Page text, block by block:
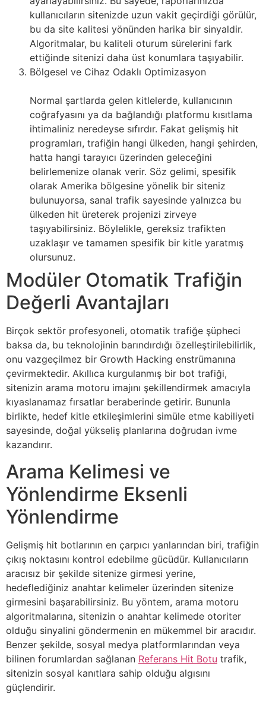
kullanıcıların sitenizde uzun vakit geçirdiği görülür,
bu da site kalitesi yönünden harika bir sinyaldir.
Algoritmalar, bu kaliteli oturum sürelerini fark
ettiğinde sitenizi daha üst konumlara taşıyabilir.
Bölgesel ve Cihaz Odaklı Optimizasyon
Normal şartlarda gelen kitlelerde, kullanıcının
coğrafyasını ya da bağlandığı platformu kısıtlama
ihtimaliniz neredeyse sıfırdır. Fakat gelişmiş hit
programları, trafiğin hangi ülkeden, hangi şehirden,
hatta hangi tarayıcı üzerinden geleceğini
belirlemenize olanak verir. Söz gelimi, spesifik
olarak Amerika bölgesine yönelik bir siteniz
bulunuyorsa, sanal trafik sayesinde yalnızca bu
ülkeden hit üreterek projenizi zirveye
taşıyabilirsiniz. Böylelikle, gereksiz trafikten
uzaklaşır ve tamamen spesifik bir kitle yaratmış
olursunuz.
Modüler Otomatik Trafiğin
Değerli Avantajları
Birçok sektör profesyoneli, otomatik trafiğe şüpheci
baksa da, bu teknolojinin barındırdığı özelleştirilebilirlik,
onu vazgeçilmez bir Growth Hacking enstrümanına
çevirmektedir. Akıllıca kurgulanmış bir bot trafiği,
sitenizin arama motoru imajını şekillendirmek amacıyla
kıyaslanamaz fırsatlar beraberinde getirir. Bununla
birlikte, hedef kitle etkileşimlerini simüle etme kabiliyeti
sayesinde, doğal yükseliş planlarına doğrudan ivme
kazandırır.
Arama Kelimesi ve
Yönlendirme Eksenli
Yönlendirme
Gelişmiş hit botlarının en çarpıcı yanlarından biri, trafiğin
çıkış noktasını kontrol edebilme gücüdür. Kullanıcıların
aracısız bir şekilde sitenize girmesi yerine,
hedeflediğiniz anahtar kelimeler üzerinden sitenize
girmesini başarabilirsiniz. Bu yöntem, arama motoru
algoritmalarına, sitenizin o anahtar kelimede otoriter
olduğu sinyalini göndermenin en mükemmel bir aracıdır.
Benzer şekilde, sosyal medya platformlarından veya
bilinen forumlardan sağlanan Referans Hit Botu trafik,
sitenizin sosyal kanıtlara sahip olduğu algısını
güçlendirir.